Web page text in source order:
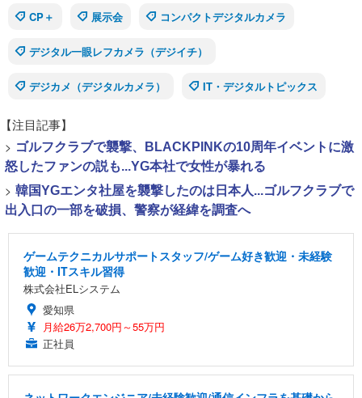
CP＋
展示会 コンパクトデジタルカメラ
デジタル一眼レフカメラ（デジイチ）
デジカメ（デジタルカメラ） IT・デジタルトピックス
【注目記事】
> ゴルフクラブで襲撃、BLACKPINKの10周年イベントに激
怒したファンの説も...YG本社で女性が暴れる
> 韓国YGエンタ社屋を襲撃したのは日本人...ゴルフクラブで
出入口の一部を破損、警察が経緯を調査へ
ゲームテクニカルサポートスタッフ/ゲーム好き歓迎・未経験
歓迎・ITスキル習得
株式会社ELシステム
愛知県
月給26万2,700円～55万円
正社員